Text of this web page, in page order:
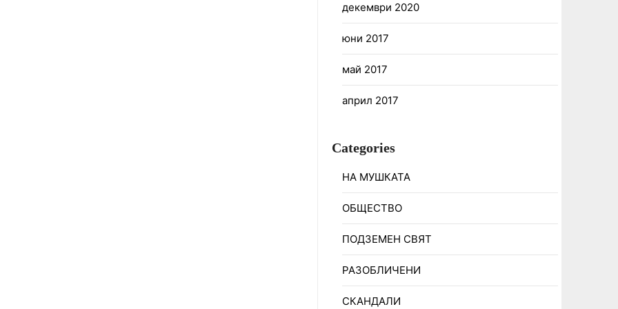
декември 2020
юни 2017
май 2017
април 2017
Categories
НА МУШКАТА
ОБЩЕСТВО
ПОДЗЕМЕН СВЯТ
РАЗОБЛИЧЕНИ
СКАНДАЛИ